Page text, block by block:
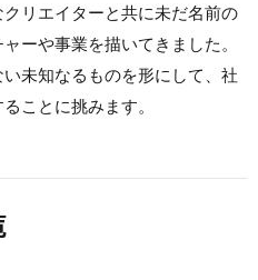
リエイターと共に未だ名前の
ーや事業を描いてきました。
未知なるものを形にして、社
ことに挑みます。